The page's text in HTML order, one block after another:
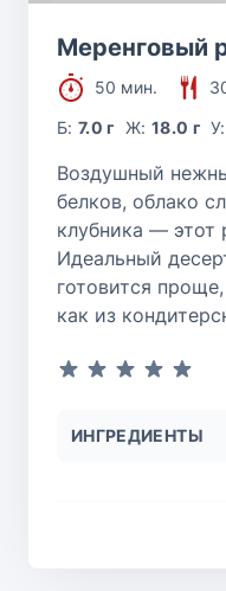
Меренговый
50 мин.
Б:7.0 г Ж: 18.0 г
Воздушный
белков, облако
клубника — этот
Идеальный
готовится
как из
ИНГРЕДИЕНТЫ